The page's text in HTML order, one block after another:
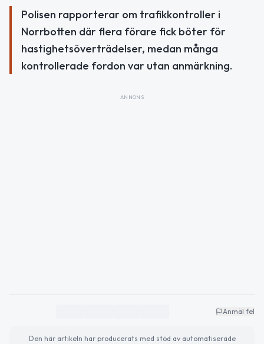
Polisen rapporterar om trafikkontroller i
Norrbotten där flera förare fick böter för
hastighetsöverträdelser, medan många
kontrollerade fordon var utan anmärkning.
ANNONS
Anmäl fel
Den här artikeln har producerats med stöd av automatiserade